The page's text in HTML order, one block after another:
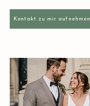
Kontakt zu mir aufnehmen